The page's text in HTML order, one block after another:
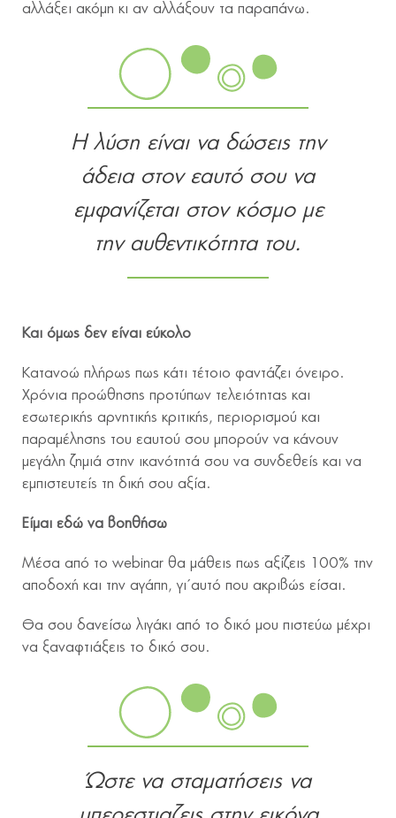
αλλάξει ακόμη κι αν αλλάξουν τα παραπάνω.
Η λύση είναι να δώσεις την
άδεια στον εαυτό σου να
εμφανίζεται στον κόσμο με
την αυθεντικότητα του.
Και όμως δεν είναι εύκολο
Κατανοώ πλήρως πως κάτι τέτοιο φαντάζει όνειρο.
Χρόνια προώθησης προτύπων τελειότητας και
εσωτερικής αρνητικής κριτικής, περιορισμού και
παραμέλησης του εαυτού σου μπορούν να κάνουν
μεγάλη ζημιά στην ικανότητά σου να συνδεθείς και να
εμπιστευτείς τη δική σου αξία.
Είμαι εδώ να βοηθήσω
Μέσα από το webinar θα μάθεις πως αξίζεις 100% την
αποδοχή και την αγάπη, γι΄αυτό που ακριβώς είσαι.
Θα σου δανείσω λιγάκι από το δικό μου πιστεύω μέχρι
να ξαναφτιάξεις το δικό σου.
Ώστε να σταματήσεις να